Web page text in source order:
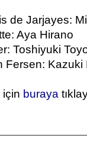
de Jarjayes:
Aya Hirano
Toshiyuki
Fersen: Kazuki
için buraya